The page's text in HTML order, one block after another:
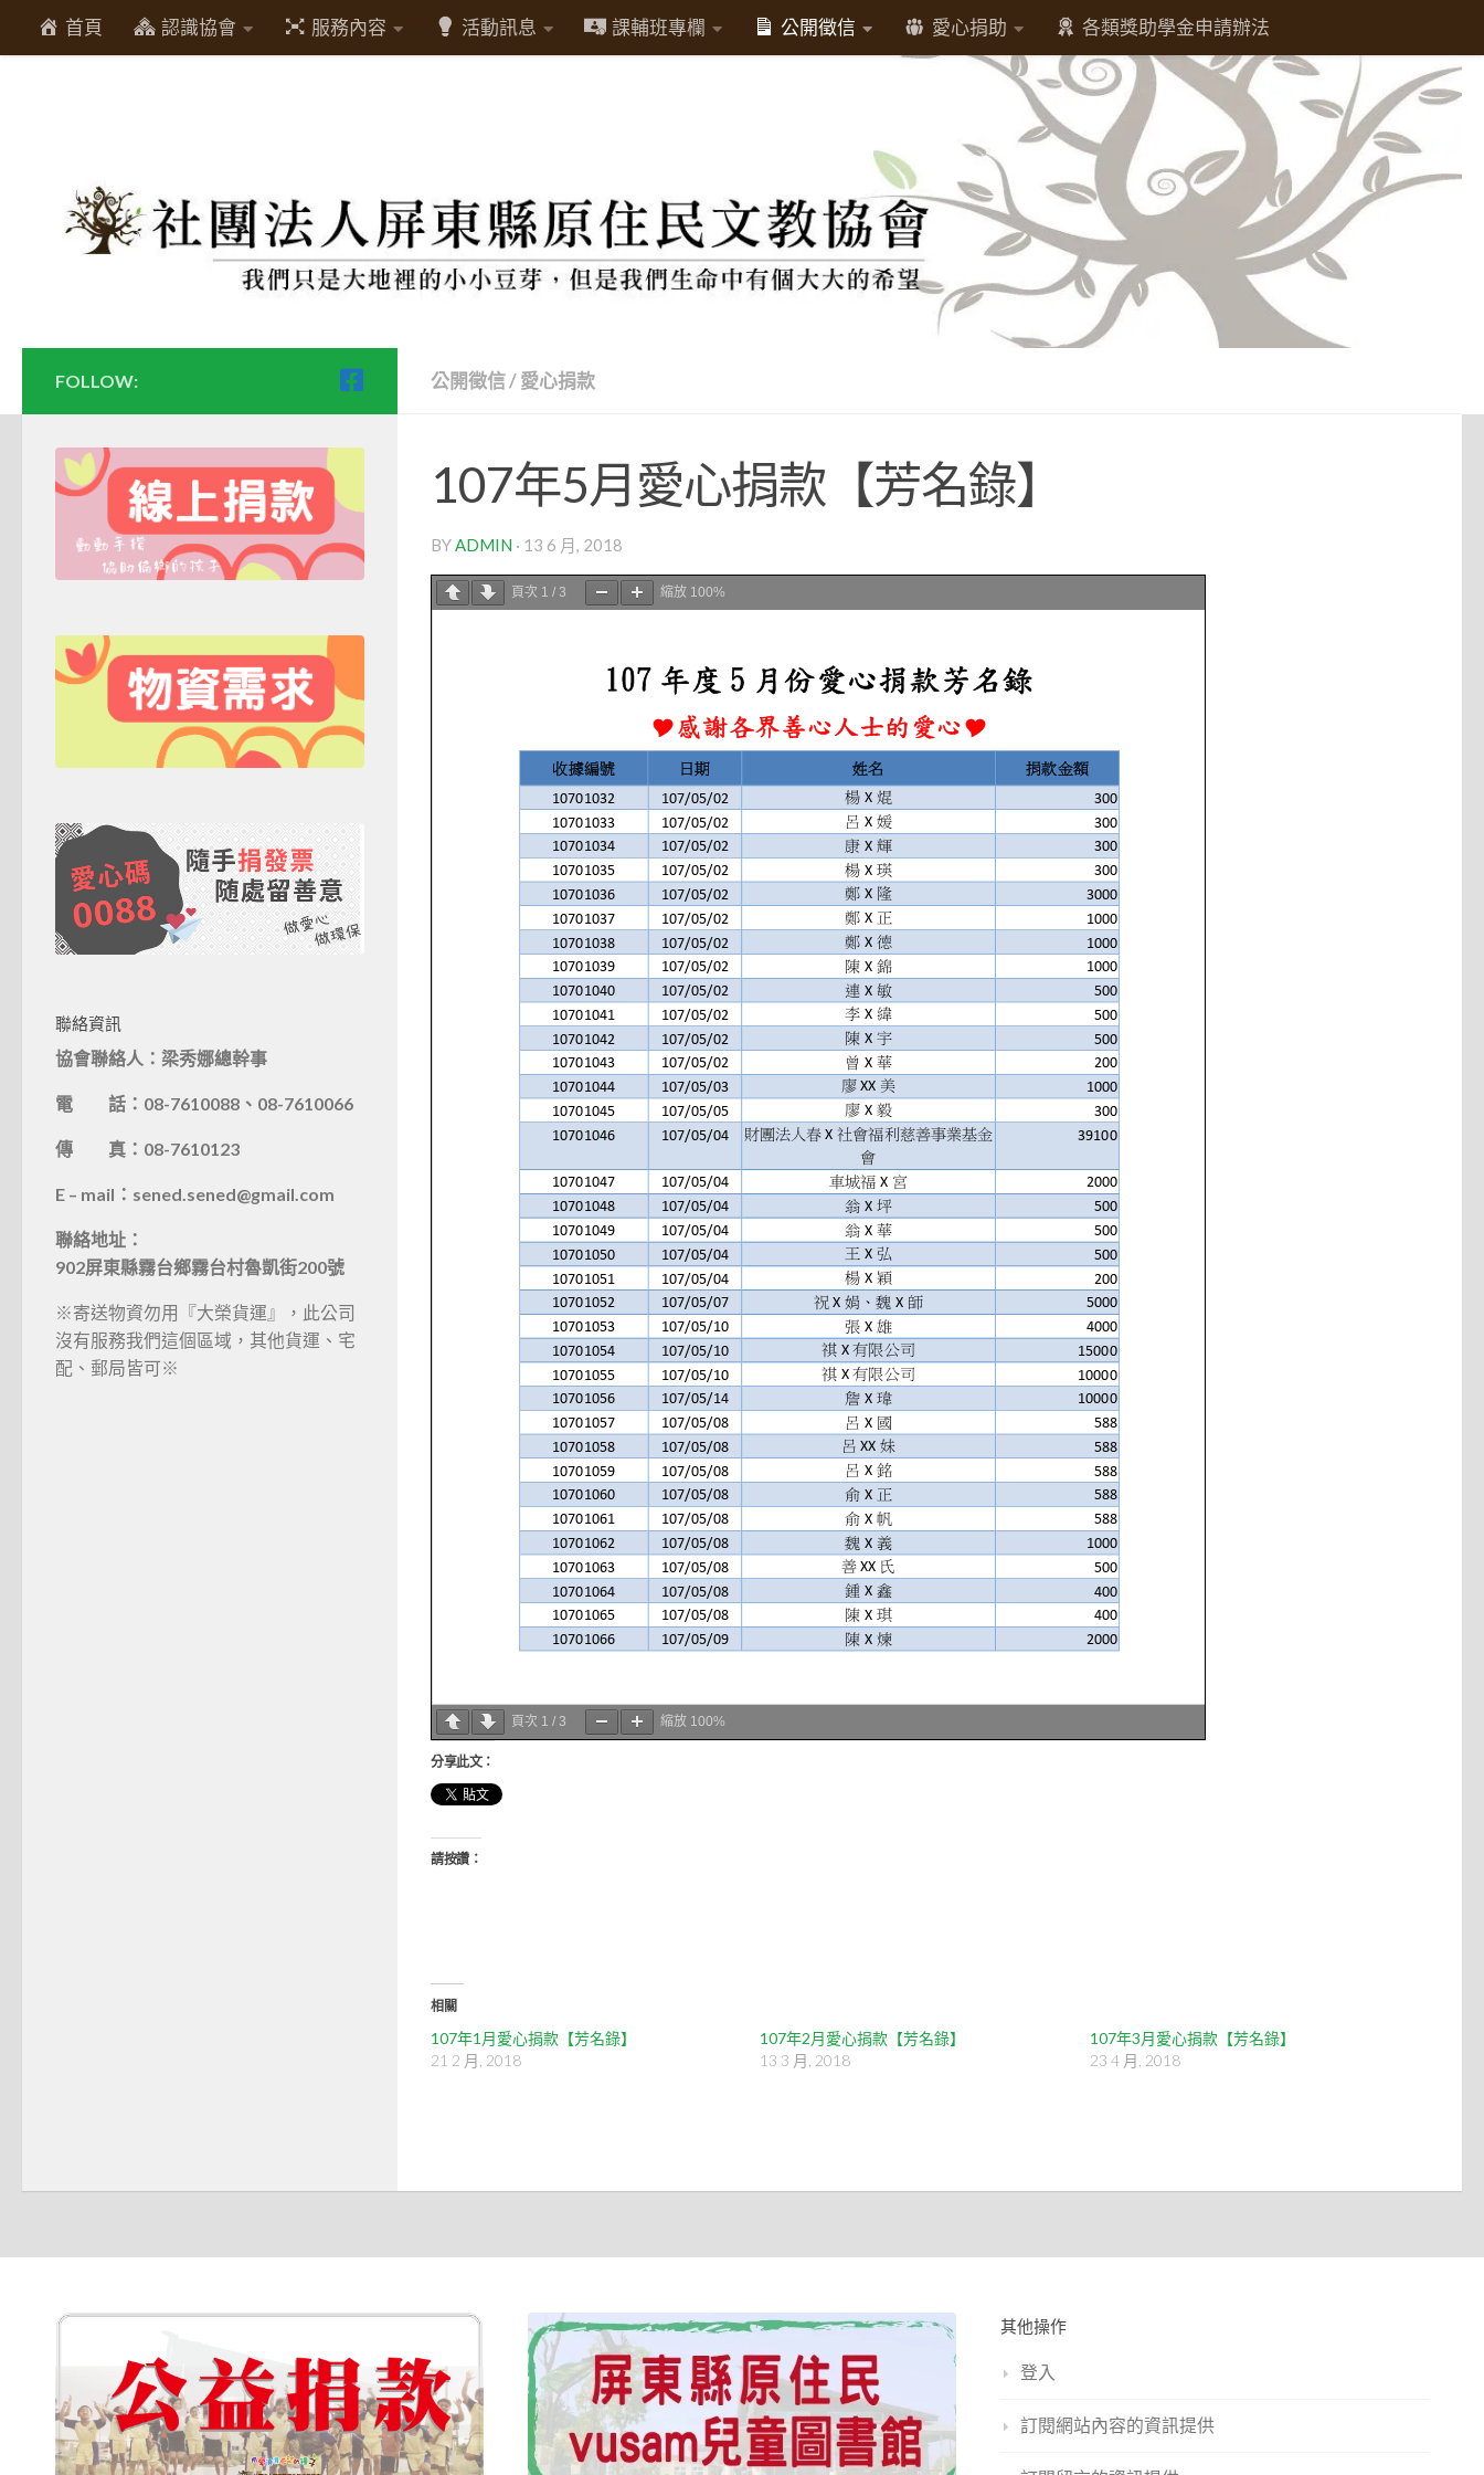
Skip to content
首頁 認識協會 服務內容 活動訊息 課輔班專欄 公開徵信 愛心捐助 各類獎助學金申請辦法
公開徵信/愛心捐款
107年5月愛心捐款【芳名錄】
BY ADMIN · 13 6 月, 2018
頁次 1 / 3 縮放 100%
頁次 1 / 3 縮放 100%
分享此文：
請按讚：
相關
107年1月愛心捐款【芳名錄】
21 2 月, 2018
107年2月愛心捐款【芳名錄】
13 3 月, 2018
107年3月愛心捐款【芳名錄】
23 4 月, 2018
FOLLOW:
聯絡資訊
協會聯絡人：梁秀娜總幹事
電 話：08-7610088、08-7610066
傳 真：08-7610123
E – mail：sened.sened@gmail.com
聯絡地址：
902屏東縣霧台鄉霧台村魯凱街200號
※寄送物資勿用『大榮貨運』，此公司
沒有服務我們這個區域，其他貨運、宅
配、郵局皆可※
其他操作
登入
訂閱網站內容的資訊提供